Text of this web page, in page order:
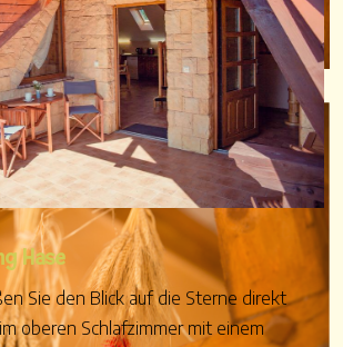
Hase
Sie den Blick auf die Sterne direkt
oberen Schlafzimmer mit einem